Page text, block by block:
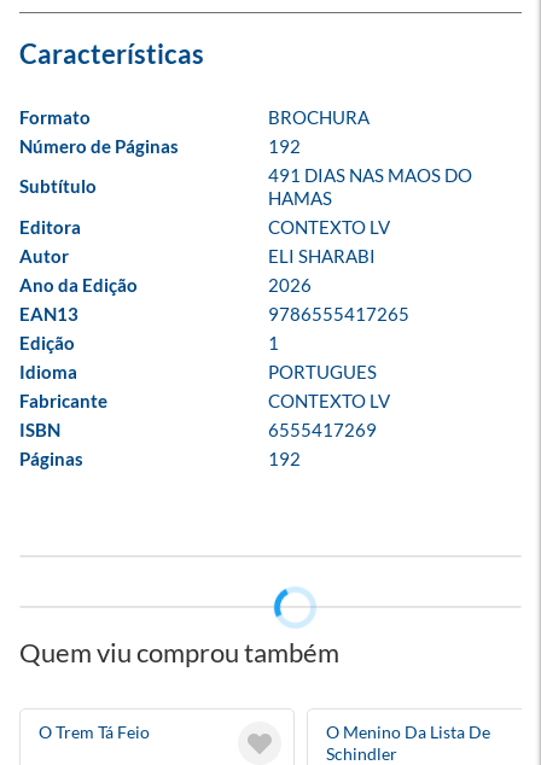
Formato
BROCHURA
Número de Páginas
192
Subtítulo
491 DIAS NAS MAOS DO
HAMAS
Editora
CONTEXTO LV
Autor
ELI SHARABI
Ano da Edição
2026
EAN13
9786555417265
Edição
1
Idioma
PORTUGUES
Fabricante
CONTEXTO LV
ISBN
6555417269
Páginas
192
Quem viu comprou também
O Trem Tá Feio
O Menino Da Lista De
Schindler